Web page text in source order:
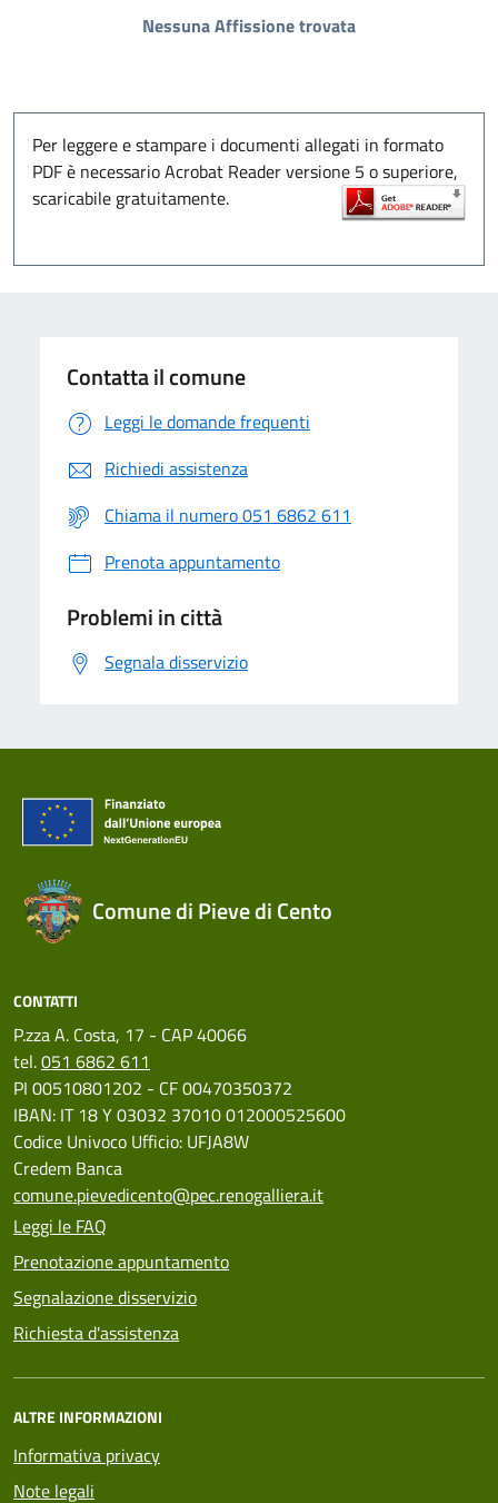
Nessuna Affissione trovata
Per leggere e stampare i documenti allegati in formato
PDF è necessario Acrobat Reader versione 5 o superiore,
scaricabile gratuitamente.
Contatta il comune
Leggi le domande frequenti
Richiedi assistenza
Chiama il numero 051 6862 611
Prenota appuntamento
Problemi in città
Segnala disservizio
Comune di Pieve di Cento
CONTATTI
P.zza A. Costa, 17 - CAP 40066
tel.051 6862 611
PI 00510801202 - CF 00470350372
IBAN: IT 18 Y 03032 37010 012000525600
Codice Univoco Ufficio: UFJA8W
Credem Banca
comune.pievedicento@pec.renogalliera.it
Leggi le FAQ
Prenotazione appuntamento
Segnalazione disservizio
Richiesta d'assistenza
ALTRE INFORMAZIONI
Informativa privacy
Note legali